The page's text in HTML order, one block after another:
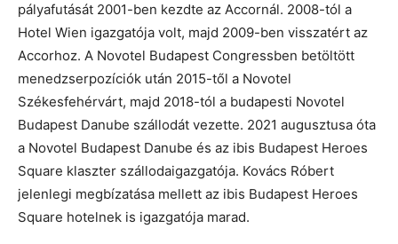
pályafutását 2001-ben kezdte az Accornál. 2008-tól a
Hotel Wien igazgatója volt, majd 2009-ben visszatért az
Accorhoz. A Novotel Budapest Congressben betöltött
menedzserpozíciók után 2015-től a Novotel
Székesfehérvárt, majd 2018-tól a budapesti Novotel
Budapest Danube szállodát vezette. 2021 augusztusa óta
a Novotel Budapest Danube és az ibis Budapest Heroes
Square klaszter szállodaigazgatója. Kovács Róbert
jelenlegi megbízatása mellett az ibis Budapest Heroes
Square hotelnek is igazgatója marad.